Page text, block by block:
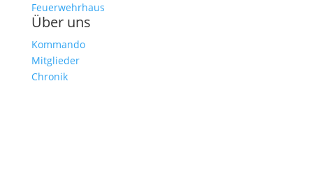
Feuerwehrhaus
Über uns
Kommando
Mitglieder
Chronik